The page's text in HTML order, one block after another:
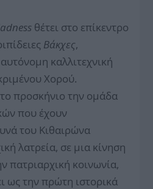
θέτει στο επίκεντρο
Βάκχες,
καλλιτεχνική
Χορού.
προσκήνιο την ομάδα
που έχουν
του Κιθαιρώνα
λατρεία, σε μια κίνηση
πατριαρχική κοινωνία,
ως την πρώτη ιστορικά